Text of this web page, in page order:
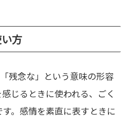
方
残念な」という意味の形容
じるときに使われる、ごく
。感情を素直に表すときに